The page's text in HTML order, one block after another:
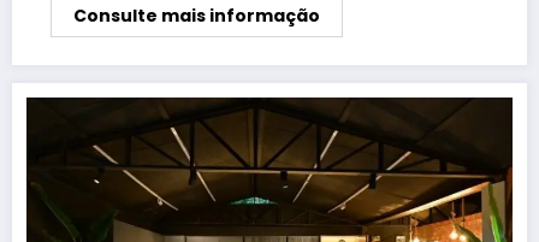
Consulte mais informação